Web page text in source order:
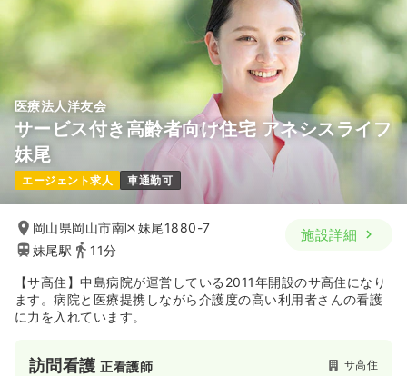
医療法人洋友会
サービス付き高齢者向け住宅 アネシスライフ
妹尾
エージェント求人 車通勤可
岡山県岡山市南区妹尾1880-7
妹尾駅
11分
施設詳細
【サ高住】中島病院が運営している2011年開設のサ高住になり
ます。病院と医療提携しながら介護度の高い利用者さんの看護
に力を入れています。
訪問看護正看護師 サ高住